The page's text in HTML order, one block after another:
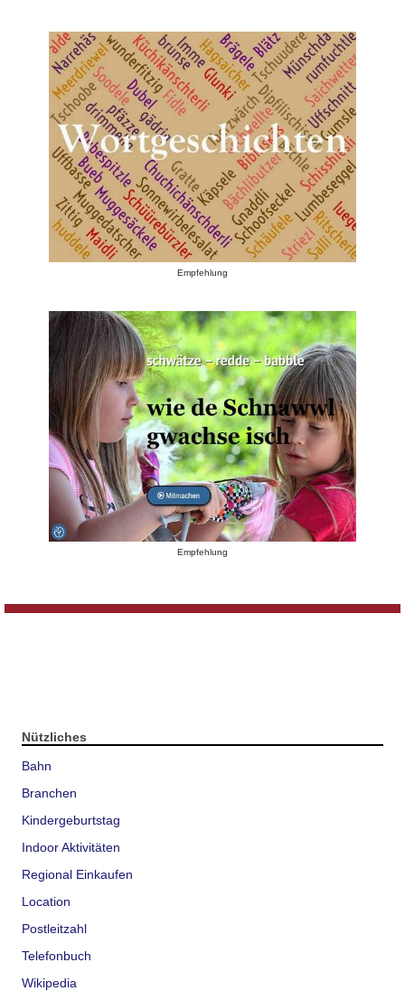
Empfehlung
Empfehlung
Nützliches
Bahn
Branchen
Kindergeburtstag
Indoor Aktivitäten
Regional Einkaufen
Location
Postleitzahl
Telefonbuch
Wikipedia